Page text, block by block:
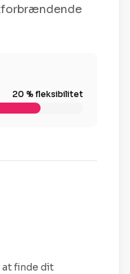
20 % fleksibilitet
at finde dit